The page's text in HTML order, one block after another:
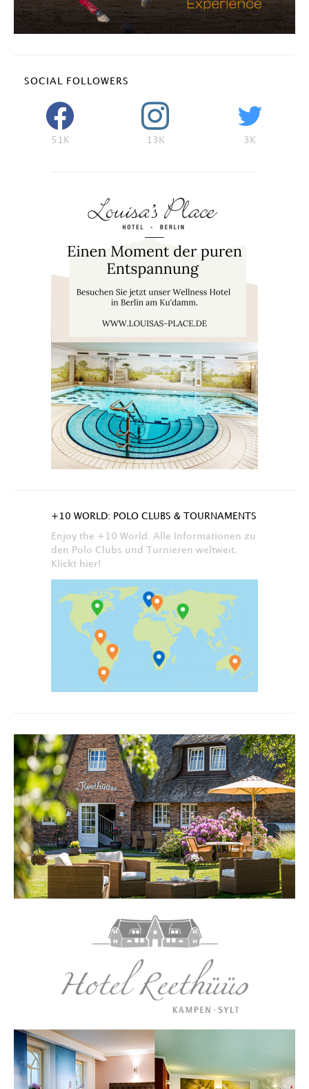
SOCIAL FOLLOWERS
51K 13K 3K
+10 WORLD: POLO CLUBS & TOURNAMENTS
Enjoy the +10 World. Alle Informationen zu
den Polo Clubs und Turnieren weltweit.
Klickt hier!